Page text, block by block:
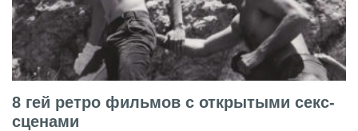
8 гей ретро фильмов с открытыми секс-
сценами